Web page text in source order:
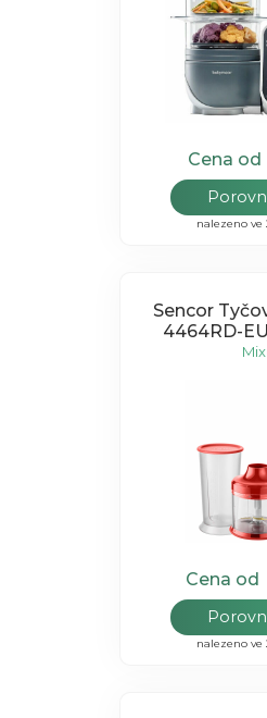
Cena od
nalezeno ve
Sencor
4464RD-
Cena od
nalezeno ve